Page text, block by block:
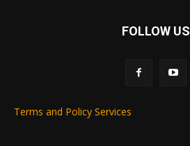
FOLLOW US
Terms and Policy Services